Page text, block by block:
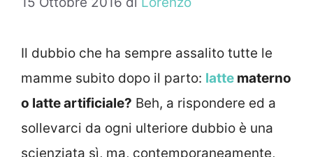
Il dubbio che ha sempre assalito tutte le
mamme subito dopo il parto: latte materno
o latte artificiale? Beh, a rispondere ed a
sollevarci da ogni ulteriore dubbio è una
scienziata sì, ma, contemporaneamente,